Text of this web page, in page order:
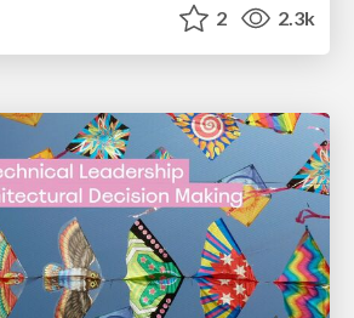
2 2.3k